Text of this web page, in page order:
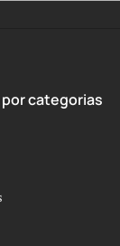
categorias